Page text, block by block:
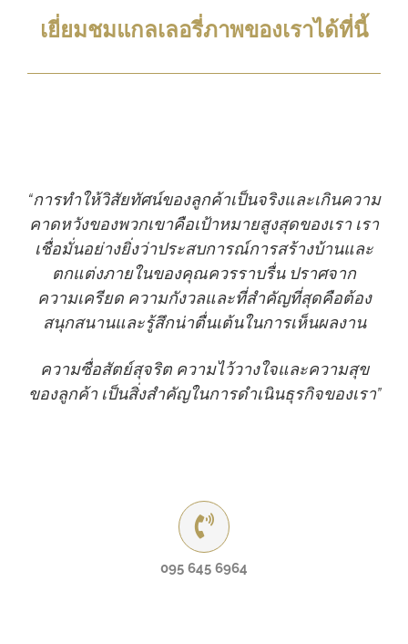
เยี่ยมชมแกลเลอรี่ภาพของเราได้ที่นี้
“การทำให้วิสัยทัศน์ของลูกค้าเป็นจริงและเกินความ
คาดหวังของพวกเขาคือเป้าหมายสูงสุดของเรา เรา
เชื่อมั่นอย่างยิ่งว่าประสบการณ์การสร้างบ้านและ
ตกแต่งภายในของคุณควรราบรื่น ปราศจาก
ความเครียด ความกังวลและที่สำคัญที่สุดคือต้อง
สนุกสนานและรู้สึกน่าตื่นเต้นในการเห็นผลงาน
ความซื่อสัตย์สุจริต ความไว้วางใจและความสุข
ของลูกค้า เป็นสิ่งสำคัญในการดำเนินธุรกิจของเรา”
095 645 6964